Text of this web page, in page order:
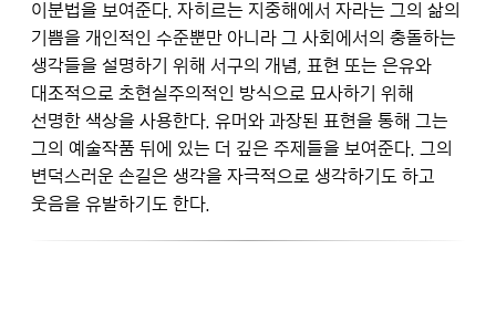
이분법을 보여준다. 자히르는 지중해에서 자라는 그의 삶의
기쁨을 개인적인 수준뿐만 아니라 그 사회에서의 충돌하는
생각들을 설명하기 위해 서구의 개념, 표현 또는 은유와
대조적으로 초현실주의적인 방식으로 묘사하기 위해
선명한 색상을 사용한다. 유머와 과장된 표현을 통해 그는
그의 예술작품 뒤에 있는 더 깊은 주제들을 보여준다. 그의
변덕스러운 손길은 생각을 자극적으로 생각하기도 하고
웃음을 유발하기도 한다.